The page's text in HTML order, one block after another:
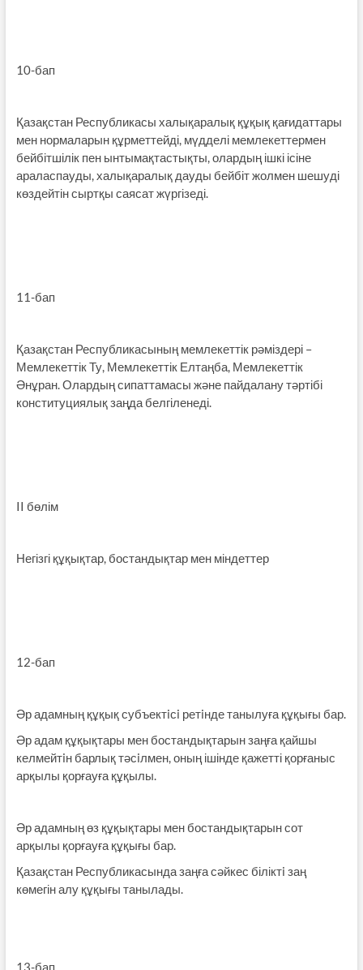
10-бап
Қазақстан Республикасы халықаралық құқық қағидаттары
мен нормаларын құрметтейді, мүдделі мемлекеттермен
бейбітшілік пен ынтымақтастықты, олардың ішкі ісіне
араласпауды, халықаралық дауды бейбіт жолмен шешуді
көздейтін сыртқы саясат жүргізеді.
11-бап
Қазақстан Республикасының мемлекеттік рәміздері –
Мемлекеттік Ту, Мемлекеттік Елтаңба, Мемлекеттік
Әнұран. Олардың сипаттамасы және пайдалану тәртібі
конституциялық заңда белгіленеді.
II бөлім
Негізгі құқықтар, бостандықтар мен міндеттер
12-бап
Әр адамның құқық субъектiсi ретiнде танылуға құқығы бар.
Әр адам құқықтары мен бостандықтарын заңға қайшы
келмейтiн барлық тәсiлмен, оның ішінде қажетті қорғаныс
арқылы қорғауға құқылы.
Әр адамның өз құқықтары мен бостандықтарын сот
арқылы қорғауға құқығы бар.
Қазақстан Республикасында заңға сәйкес біліктi заң
көмегін алу құқығы танылады.
13-бап